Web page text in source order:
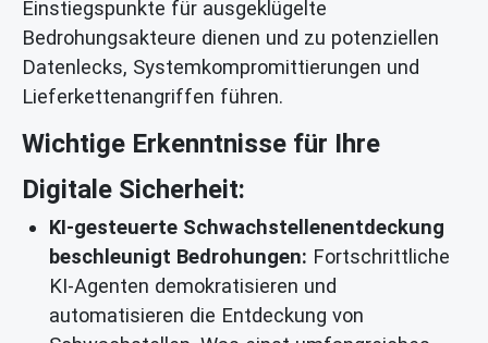
Einstiegspunkte für ausgeklügelte
Bedrohungsakteure dienen und zu potenziellen
Datenlecks, Systemkompromittierungen und
Lieferkettenangriffen führen.
Wichtige Erkenntnisse für Ihre
Digitale Sicherheit:
KI-gesteuerte Schwachstellenentdeckung
beschleunigt Bedrohungen: Fortschrittliche
KI-Agenten demokratisieren und
automatisieren die Entdeckung von